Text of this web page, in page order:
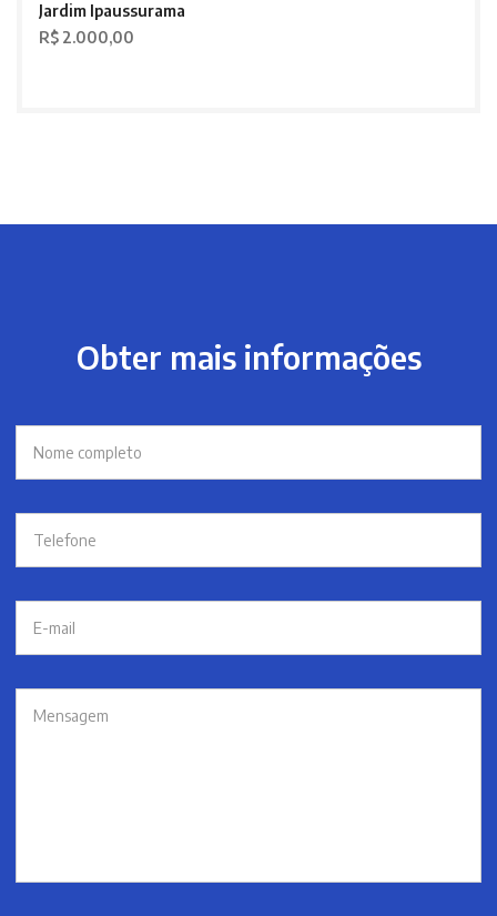
Jardim Ipaussurama
R$ 2.000,00
Obter mais informações